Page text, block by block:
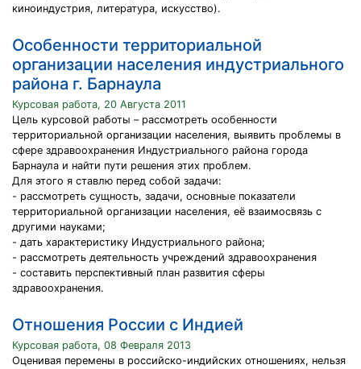
киноиндустрия, литература, искусство).
Особенности территориальной
организации населения индустриального
района г. Барнаула
Курсовая работа, 20 Августа 2011
Цель курсовой работы – рассмотреть особенности
территориальной организации населения, выявить проблемы в
сфере здравоохранения Индустриального района города
Барнаула и найти пути решения этих проблем.
Для этого я ставлю перед собой задачи:
- рассмотреть сущность, задачи, основные показатели
территориальной организации населения, её взаимосвязь с
другими науками;
- дать характеристику Индустриального района;
- рассмотреть деятельность учреждений здравоохранения
- составить перспективный план развития сферы
здравоохранения.
Отношения России с Индией
Курсовая работа, 08 Февраля 2013
Оценивая перемены в российско-индийских отношениях, нельзя